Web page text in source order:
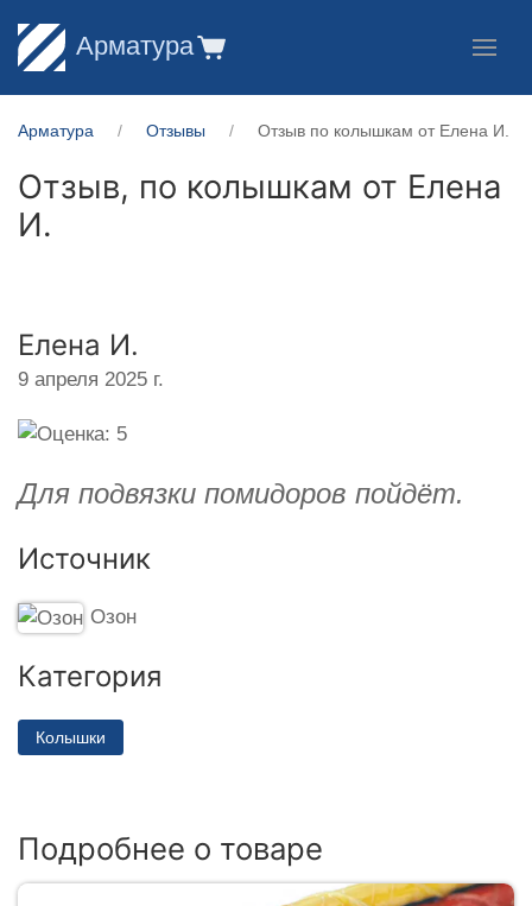
Арматура
Арматура Отзывы Отзыв по колышкам от Елена И.
Отзыв, по колышкам от Елена
И.
Елена И.
9 апреля 2025 г.
Для подвязки помидоров пойдёт.
Источник
Озон
Категория
Колышки
Подробнее о товаре